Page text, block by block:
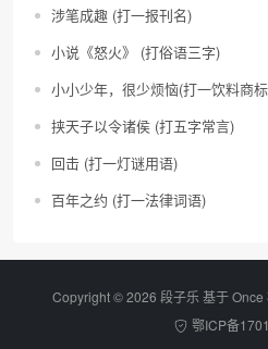
涉笔成趣 (打一报刊名)
小说《怒火》 (打俗语三字)
小小少年，很少烦恼(打一饮料商
挟天子以令诸侯 (打五字常言)
回击 (打一灯谜用语)
百年之约 (打一法律词语)
Copyright © 2026 段子乐 基于
鄂ICP备